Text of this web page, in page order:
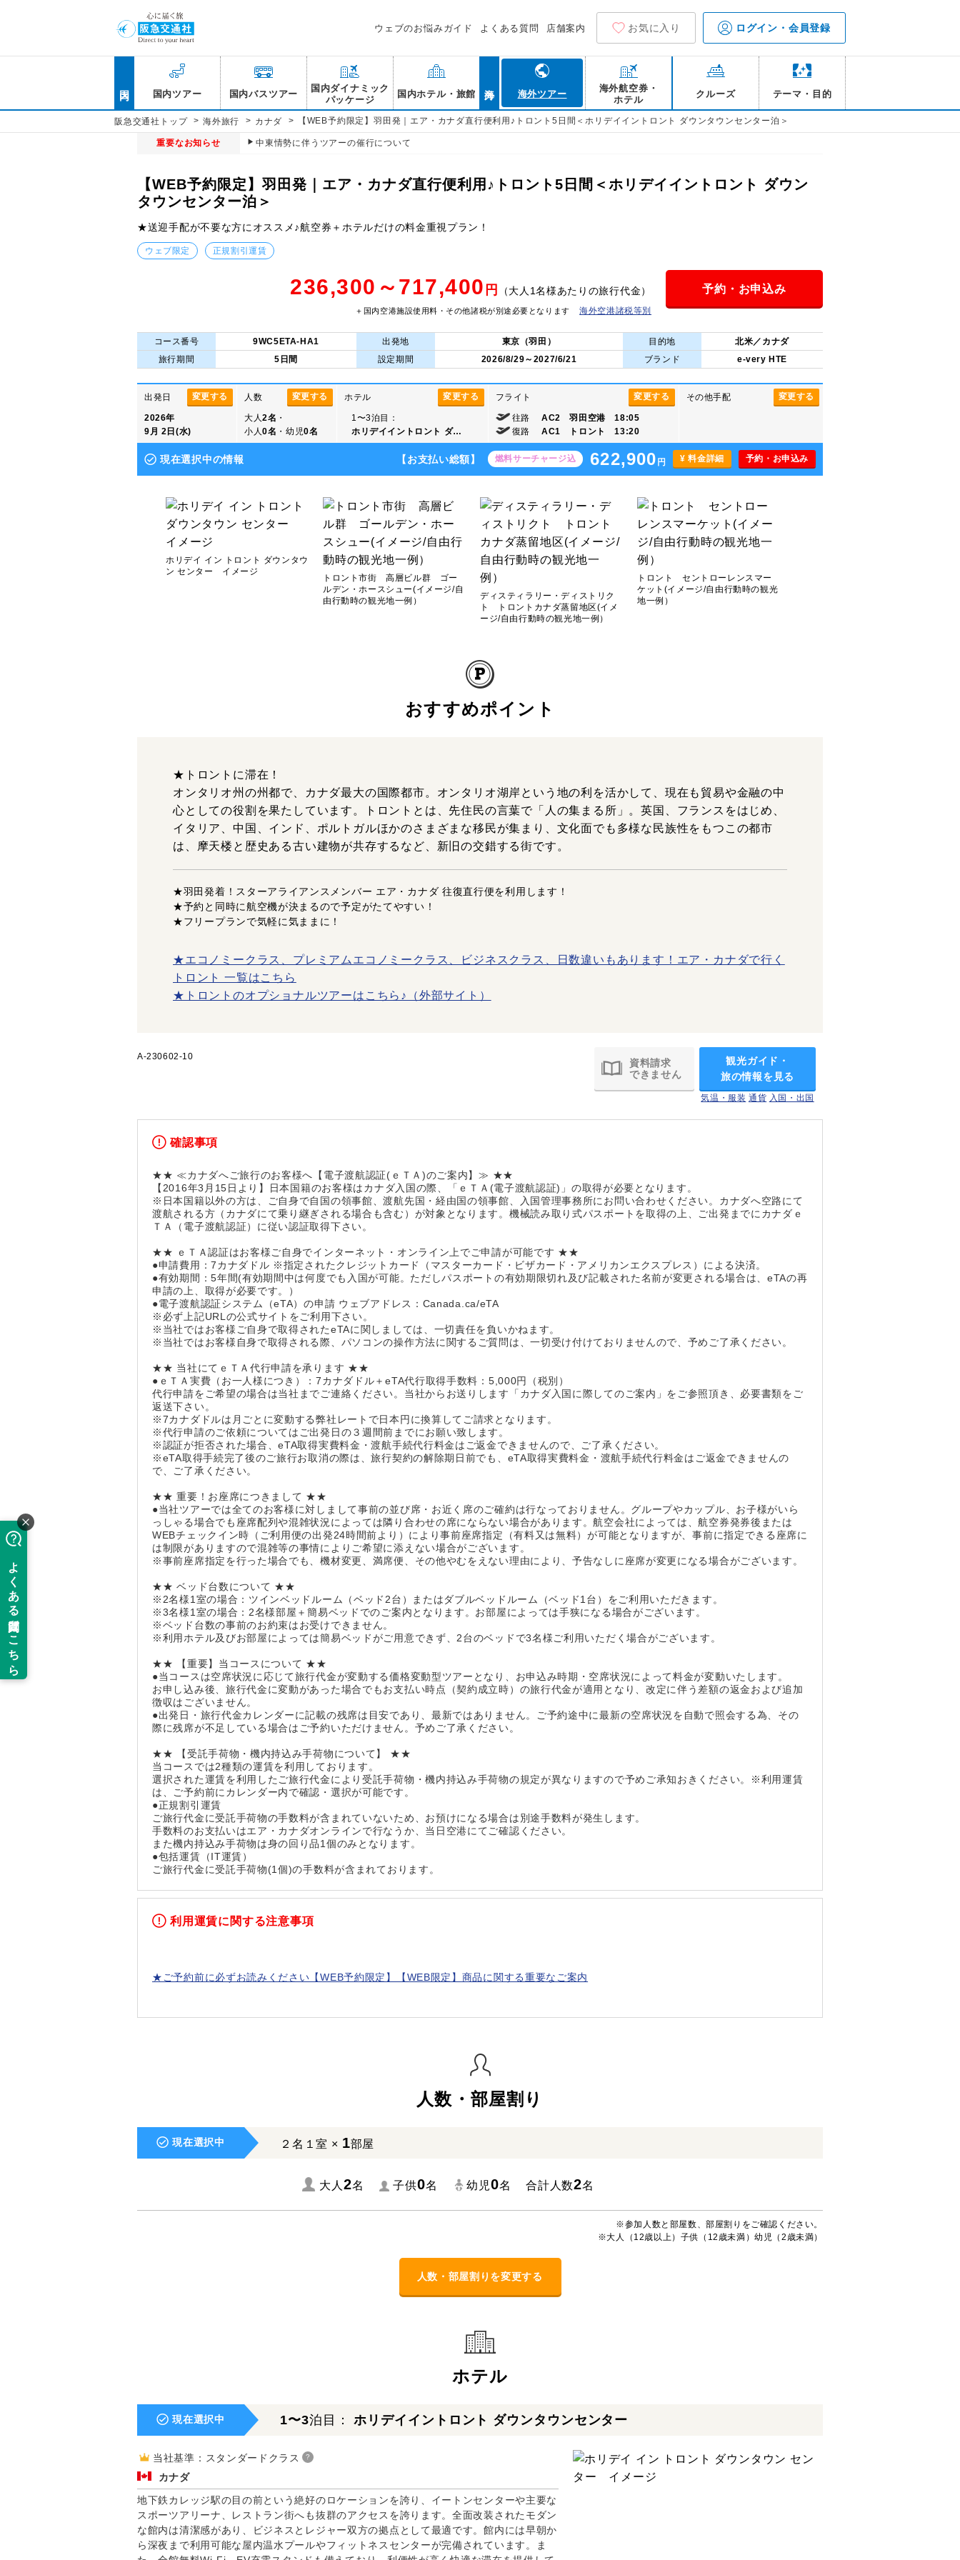
ウェブのお悩みガイド よくある質問 店舗案内 お気に入り ログイン・会員登録
国内ツアー 国内バスツアー
国内ダイナミック
パッケージ
国内ホテル・旅館 海外ツアー
海外航空券・
ホテル
クルーズ テーマ・目的
阪急交通社トップ > 海外旅行 > カナダ > 【WEB予約限定】羽田発｜エア・カナダ直行便利用♪トロント5日間＜ホリデイイントロント ダウンタウンセンター泊＞
重要なお知らせ 中東情勢に伴うツアーの催行について
【WEB予約限定】羽田発｜エア・カナダ直行便利用♪トロント5日間＜ホリデイイントロント ダウン
タウンセンター泊＞
★送迎手配が不要な方にオススメ♪航空券＋ホテルだけの料金重視プラン！
ウェブ限定 正規割引運賃
236,300～717,400 円 （大人1名様あたりの旅行代金）
＋国内空港施設使用料・その他諸税が別途必要となります 海外空港諸税等別
予約・お申込み
コース番号 9WC5ETA-HA1 出発地 東京（羽田） 目的地
北米／カナダ
旅行期間
5日間 設定期間 2026/8/29～2027/6/21 ブランド e-very HTE
変更する
出発日
2026年
9月 2日(水)
変更する
人数
大人2名 ・
小人0名 ・幼児0名
変更する
ホテル
1〜3泊目：
ホリデイイントロント ダ…
変更する
フライト
往路
AC2 羽田空港 18:05
復路
AC1 トロント 13:20
変更する
その他手配
現在選択中の情報 【お支払い総額】 燃料サーチャージ込 622,900 円 ¥ 料金詳細 予約・お申込み
ホリデイ イン トロント ダウンタウ
ン センター イメージ
トロント市街 高層ビル群 ゴー
ルデン・ホースシュー(イメージ/自
由行動時の観光地一例）
ディスティラリー・ディストリク
ト トロントカナダ蒸留地区(イメ
ージ/自由行動時の観光地一例）
トロント セントローレンスマー
ケット(イメージ/自由行動時の観光
地一例）
おすすめポイント
★トロントに滞在！
オンタリオ州の州都で、カナダ最大の国際都市。オンタリオ湖岸という地の利を活かして、現在も貿易や金融の中
心としての役割を果たしています。トロントとは、先住民の言葉で「人の集まる所」。英国、フランスをはじめ、
イタリア、中国、インド、ポルトガルほかのさまざまな移民が集まり、文化面でも多様な民族性をもつこの都市
は、摩天楼と歴史ある古い建物が共存するなど、新旧の交錯する街です。
★羽田発着！スターアライアンスメンバー エア・カナダ 往復直行便を利用します！
★予約と同時に航空機が決まるので予定がたてやすい！
★フリープランで気軽に気ままに！
★エコノミークラス、プレミアムエコノミークラス、ビジネスクラス、日数違いもあります！エア・カナダで行く
トロント 一覧はこちら
★トロントのオプショナルツアーはこちら♪（外部サイト）
A-230602-10
資料請求
できません
観光ガイド・
旅の情報を見る
気温・服装 通貨 入国・出国
確認事項
★★ ≪カナダへご旅行のお客様へ【電子渡航認証(ｅＴＡ)のご案内】≫ ★★
【2016年3月15日より】日本国籍のお客様はカナダ入国の際、「ｅＴＡ(電子渡航認証)」の取得が必要となります。
※日本国籍以外の方は、ご自身で自国の領事館、渡航先国・経由国の領事館、入国管理事務所にお問い合わせください。カナダへ空路にて
渡航される方（カナダにて乗り継ぎされる場合も含む）が対象となります。機械読み取り式パスポートを取得の上、ご出発までにカナダｅ
ＴＡ（電子渡航認証）に従い認証取得下さい。
★★ ｅＴＡ認証はお客様ご自身でインターネット・オンライン上でご申請が可能です ★★
●申請費用：7カナダドル ※指定されたクレジットカード（マスターカード・ビザカード・アメリカンエクスプレス）による決済。
●有効期間：5年間(有効期間中は何度でも入国が可能。ただしパスポートの有効期限切れ及び記載された名前が変更される場合は、eTAの再
申請の上、取得が必要です。）
●電子渡航認証システム（eTA）の申請 ウェブアドレス：Canada.ca/eTA
※必ず上記URLの公式サイトをご利用下さい。
※当社ではお客様ご自身で取得されたeTAに関しましては、一切責任を負いかねます。
※当社ではお客様自身で取得される際、パソコンの操作方法に関するご質問は、一切受け付けておりませんので、予めご了承ください。
★★ 当社にてｅＴＡ代行申請を承ります ★★
●ｅＴＡ実費（お一人様につき）：7カナダドル＋eTA代行取得手数料：5,000円（税別）
代行申請をご希望の場合は当社までご連絡ください。当社からお送りします「カナダ入国に際してのご案内」をご参照頂き、必要書類をご
返送下さい。
※7カナダドルは月ごとに変動する弊社レートで日本円に換算してご請求となります。
※代行申請のご依頼についてはご出発日の３週間前までにお願い致します。
※認証が拒否された場合、eTA取得実費料金・渡航手続代行料金はご返金できませんので、ご了承ください。
※eTA取得手続完了後のご旅行お取消の際は、旅行契約の解除期日前でも、eTA取得実費料金・渡航手続代行料金はご返金できませんの
で、ご了承ください。
★★ 重要！お座席につきまして ★★
●当社ツアーでは全てのお客様に対しまして事前の並び席・お近く席のご確約は行なっておりません。グループやカップル、お子様がいら
っしゃる場合でも座席配列や混雑状況によっては隣り合わせの席にならない場合があります。航空会社によっては、航空券発券後または
WEBチェックイン時（ご利用便の出発24時間前より）により事前座席指定（有料又は無料）が可能となりますが、事前に指定できる座席に
は制限がありますので混雑等の事情によりご希望に添えない場合がございます。
※事前座席指定を行った場合でも、機材変更、満席便、その他やむをえない理由により、予告なしに座席が変更になる場合がございます。
★★ ベッド台数について ★★
※2名様1室の場合：ツインベッドルーム（ベッド2台）またはダブルベッドルーム（ベッド1台）をご利用いただきます。
※3名様1室の場合：2名様部屋＋簡易ベッドでのご案内となります。お部屋によっては手狭になる場合がございます。
※ベッド台数の事前のお約束はお受けできません。
※利用ホテル及びお部屋によっては簡易ベッドがご用意できず、2台のベッドで3名様ご利用いただく場合がございます。
★★ 【重要】当コースについて ★★
●当コースは空席状況に応じて旅行代金が変動する価格変動型ツアーとなり、お申込み時期・空席状況によって料金が変動いたします。
お申し込み後、旅行代金に変動があった場合でもお支払い時点（契約成立時）の旅行代金が適用となり、改定に伴う差額の返金および追加
徴収はございません。
●出発日・旅行代金カレンダーに記載の残席は目安であり、最新ではありません。ご予約途中に最新の空席状況を自動で照会する為、その
際に残席が不足している場合はご予約いただけません。予めご了承ください。
★★ 【受託手荷物・機内持込み手荷物について】 ★★
当コースでは2種類の運賃を利用しております。
選択された運賃を利用したご旅行代金により受託手荷物・機内持込み手荷物の規定が異なりますので予めご承知おきください。※利用運賃
は、ご予約前にカレンダー内で確認・選択が可能です。
●正規割引運賃
ご旅行代金に受託手荷物の手数料が含まれていないため、お預けになる場合は別途手数料が発生します。
手数料のお支払いはエア・カナダオンラインで行なうか、当日空港にてご確認ください。
また機内持込み手荷物は身の回り品1個のみとなります。
●包括運賃（IT運賃）
ご旅行代金に受託手荷物(1個)の手数料が含まれております。
利用運賃に関する注意事項
★ご予約前に必ずお読みください【WEB予約限定】【WEB限定】商品に関する重要なご案内
人数・部屋割り
現在選択中 ２名１室 × 1部屋
大人 2名 子供0名 幼児0名 合計人数2名
※参加人数と部屋数、部屋割りをご確認ください。
※大人（12歳以上）子供（12歳未満）幼児（2歳未満）
人数・部屋割りを変更する
ホテル
現在選択中 1〜3泊目：ホリデイイントロント ダウンタウンセンター
当社基準：スタンダードクラス ?
カナダ
地下鉄カレッジ駅の目の前という絶好のロケーションを誇り、イートンセンターや主要な
スポーツアリーナ、レストラン街へも抜群のアクセスを誇ります。全面改装されたモダン
な館内は清潔感があり、ビジネスとレジャー双方の拠点として最適です。館内には早朝か
ら深夜まで利用可能な屋内温水プールやフィットネスセンターが完備されています。ま